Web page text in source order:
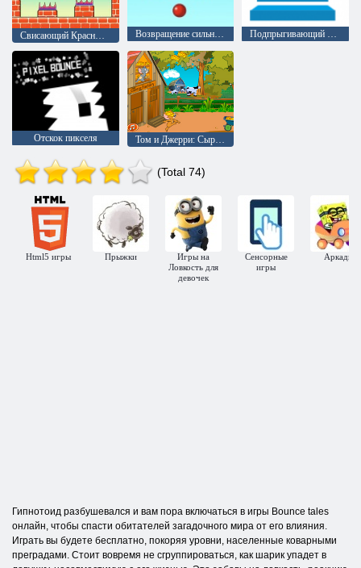
Возвращение сильного удара Подпрыгивающий мяч
Отскок пикселя Том и Джерри: Сырная атака
(Total 74)
Html5 игры Прыжки
Игры на
Ловкость для
девочек
Сенсорные
игры
Аркады
Гипнотоид разбушевался и вам пора включаться в игры Bounce tales
онлайн, чтобы спасти обитателей загадочного мира от его влияния.
Играть вы будете бесплатно, покоряя уровни, населенные коварными
преградами. Стоит вовремя не сгруппироваться, как шарик упадет в